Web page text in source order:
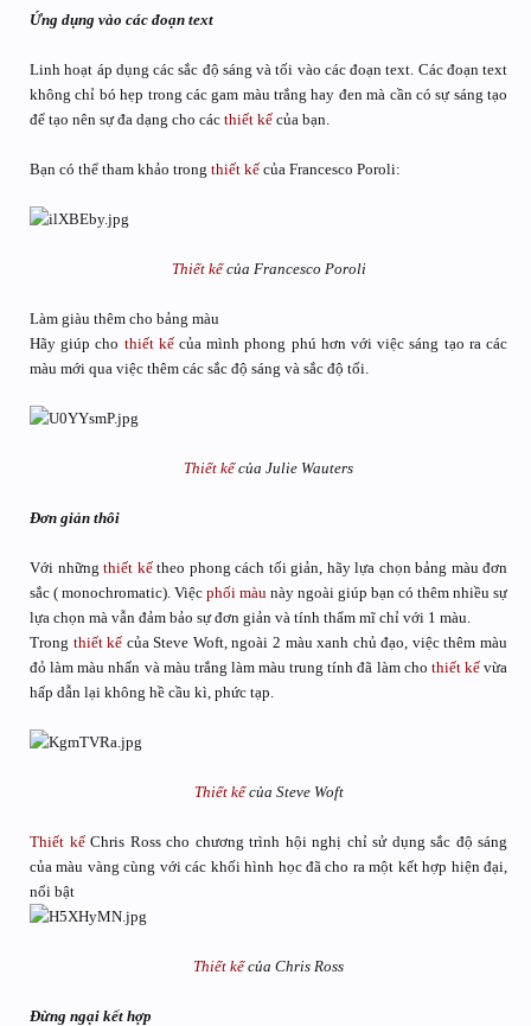
Ứng dụng vào các đoạn text
Linh hoạt áp dụng các sắc độ sáng và tối vào các đoạn text. Các đoạn text
không chỉ bó hẹp trong các gam màu trắng hay đen mà cần có sự sáng tạo
để tạo nên sự đa dạng cho các thiết kế của bạn.
Bạn có thể tham khảo trong thiết kế của Francesco Poroli:
Thiết kếcủa Francesco Poroli
Làm giàu thêm cho bảng màu
Hãy giúp cho thiết kếcủa mình phong phú hơn với việc sáng tạo ra các
màu mới qua việc thêm các sắc độ sáng và sắc độ tối.
Thiết kếcủa Julie Wauters
Đơn giản thôi
Với những thiết kếtheo phong cách tối giản, hãy lựa chọn bảng màu đơn
sắc ( monochromatic). Việc phối màu này ngoài giúp bạn có thêm nhiều sự
lựa chọn mà vẫn đảm bảo sự đơn giản và tính thẩm mĩ chỉ với 1 màu.
Trong thiết kế của Steve Woft, ngoài 2 màu xanh chủ đạo, việc thêm màu
đỏ làm màu nhấn và màu trắng làm màu trung tính đã làm cho thiết kếvừa
hấp dẫn lại không hề cầu kì, phức tạp.
Thiết kếcủa Steve Woft
Thiết kếChris Ross cho chương trình hội nghị chỉ sử dụng sắc độ sáng
của màu vàng cùng với các khối hình học đã cho ra một kết hợp hiện đại,
nổi bật
Thiết kếcủa Chris Ross
Đừng ngại kết hợp